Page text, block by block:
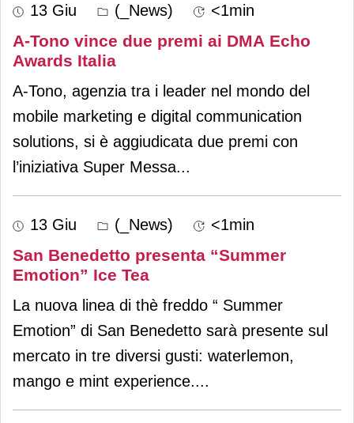
13 Giu (_News) <1min
A-Tono vince due premi ai DMA Echo
Awards Italia
A-Tono, agenzia tra i leader nel mondo del
mobile marketing e digital communication
solutions, si è aggiudicata due premi con
l’iniziativa Super Messa...
13 Giu (_News) <1min
San Benedetto presenta “Summer
Emotion” Ice Tea
La nuova linea di thè freddo “ Summer
Emotion” di San Benedetto sarà presente sul
mercato in tre diversi gusti: waterlemon,
mango e mint experience....